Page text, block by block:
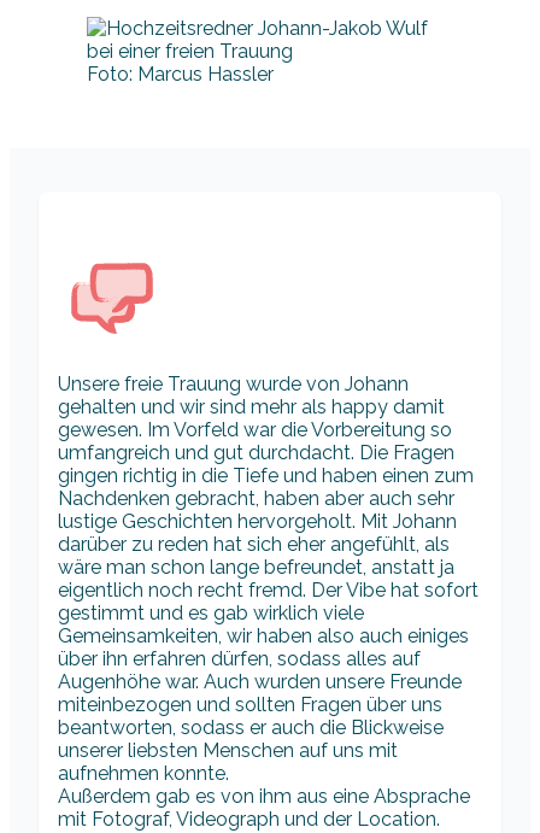
Foto: Marcus Hassler
Unsere freie Trauung wurde von Johann
gehalten und wir sind mehr als happy damit
gewesen. Im Vorfeld war die Vorbereitung so
umfangreich und gut durchdacht. Die Fragen
gingen richtig in die Tiefe und haben einen zum
Nachdenken gebracht, haben aber auch sehr
lustige Geschichten hervorgeholt. Mit Johann
darüber zu reden hat sich eher angefühlt, als
wäre man schon lange befreundet, anstatt ja
eigentlich noch recht fremd. Der Vibe hat sofort
gestimmt und es gab wirklich viele
Gemeinsamkeiten, wir haben also auch einiges
über ihn erfahren dürfen, sodass alles auf
Augenhöhe war. Auch wurden unsere Freunde
miteinbezogen und sollten Fragen über uns
beantworten, sodass er auch die Blickweise
unserer liebsten Menschen auf uns mit
aufnehmen konnte.
Außerdem gab es von ihm aus eine Absprache
mit Fotograf, Videograph und der Location.